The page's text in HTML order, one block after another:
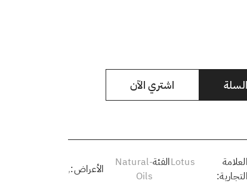
اشتري الآن
العلامة
التجارية:
LotusالفئةNatural-
Oils
الأعراض:,